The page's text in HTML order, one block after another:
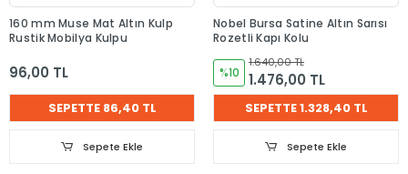
160 mm Muse Mat Altın Kulp
Rustik Mobilya Kulpu
96,00 TL
SEPETTE 86,40 TL
Sepete Ekle
Nobel Bursa Satine Altın Sarısı
Rozetli Kapı Kolu
%10
1.640,00 TL
1.476,00 TL
SEPETTE 1.328,40 TL
Sepete Ekle